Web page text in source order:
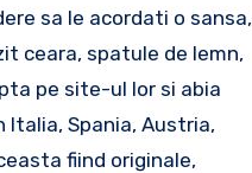
sa le acordati o sansa,
ceara, spatule de lemn,
pe site-ul lor si abia
Spania, Austria,
fiind originale,